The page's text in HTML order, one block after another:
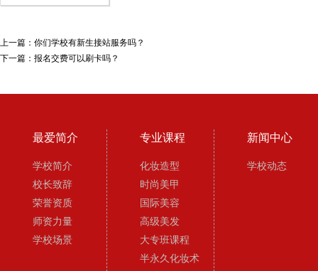
上一篇： 你们学校有新生接站服务吗？
下一篇： 报名交费可以刷卡吗？
最爱简介
学校简介
校长致辞
荣誉资质
师资力量
学校场景
专业课程
化妆造型
时尚美甲
国际美容
高级美发
大专班课程
半永久化妆术
新闻中心
学校动态